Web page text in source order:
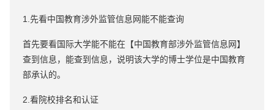
1.先看中国教育涉外监管信息网能不能查询
首先要看国际大学能不能在【中国教育部涉外监管信息网】
查到信息，能查到信息，说明该大学的博士学位是中国教育
部承认的。
2.看院校排名和认证